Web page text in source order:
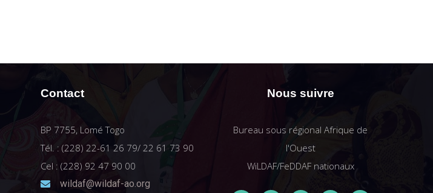
Contact
BP 7755, Lomé Togo
Tél. : (228) 22-61 26 79/ 22 61 73 90
Cel : (228) 92 47 90 00
wildaf@wildaf-ao.org
Nous suivre
Bureau sous régional Afrique de
l'Ouest
WiLDAF/FeDDAF nationaux